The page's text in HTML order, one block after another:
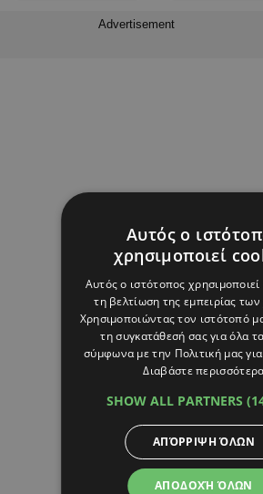
Advertisement
Αυτός ο
χρησιμοποιεί
Αυτός ο ιστότοπος
τη βελτίωση της εμπειρίας
Χρησιμοποιώντας τον ιστότοπό
τη συγκατάθεσή σας για όλα
σύμφωνα με την Πολιτική μας
Διαβάστε
SHOW ALL PARTNERS
ΑΠΟΔΟΧΉ ΌΛΩΝ
ΑΠΌΡΡΙΨΗ ΌΛΩΝ